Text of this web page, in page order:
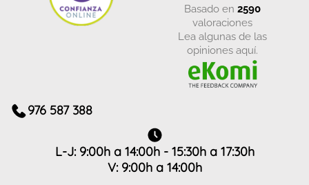
basado en 2590
valoraciones
Lea algunas de las
opiniones aquí.
976 587 388
L-J: 9:00h a 14:00h - 15:30h a 17:30h
V: 9:00h a 14:00h